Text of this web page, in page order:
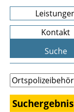
Kontakt
Suche
Suchergebnis